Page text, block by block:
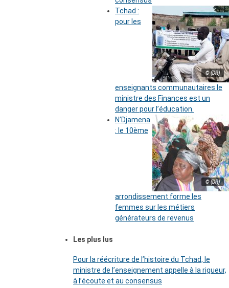
© (DR)
Tchad :
pour les
enseignants communautaires le
ministre des Finances est un
danger pour l’éducation.
© (DR)
N’Djamena
: le 10ème
arrondissement forme les
femmes sur les métiers
générateurs de revenus
Les plus lus
Pour la réécriture de l’histoire du Tchad, le
ministre de l’enseignement appelle à la rigueur,
à l’écoute et au consensus